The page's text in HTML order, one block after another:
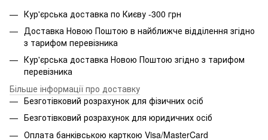
Кур'єрська доставка по Києву -300 грн
Доставка Новою Поштою в найближче відділення згідно
з тарифом перевізника
Кур'єрська доставка Новою Поштою згідно з тарифом
перевізника
Більше інформації про доставку
Безготівковий розрахунок для фізичних осіб
Безготівковий розрахунок для юридичних осіб
Оплата банківською карткою Visa/MasterCard